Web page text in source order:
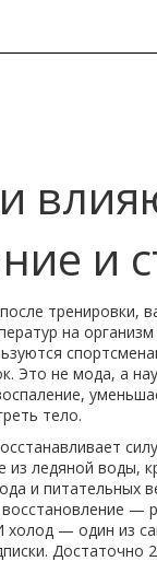
и
тренировки,
на
Это не мода, а
тело.
ледяной воды,
и питательных
холод — один из
Достаточно